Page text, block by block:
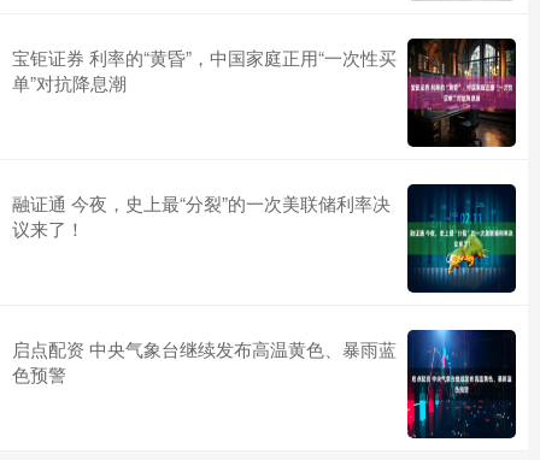
宝钜证券 利率的“黄昏”，中国家庭正用“一次性买
单”对抗降息潮
融证通 今夜，史上最“分裂”的一次美联储利率决
议来了！
启点配资 中央气象台继续发布高温黄色、暴雨蓝
色预警